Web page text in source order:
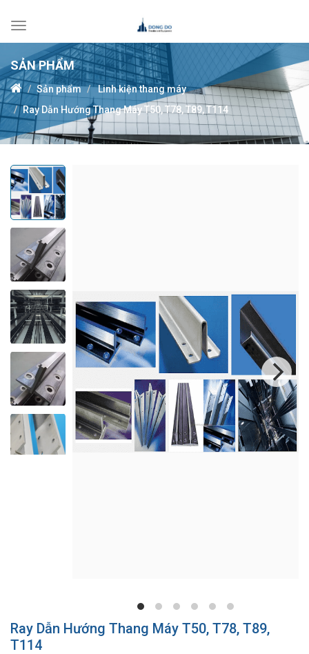
Toggle
navigation
SẢN PHẨM
Sản phẩm
Linh kiện thang máy
Ray Dẫn Hướng Thang Máy T50, T78, T89, T114
Ray Dẫn Hướng Thang Máy T50, T78, T89,
T114